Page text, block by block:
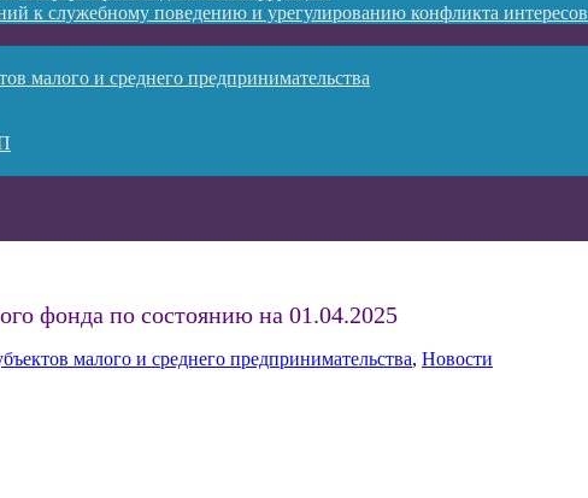
к служебному поведению и урегулированию конфликта интересов
малого и среднего предпринимательства
фонда по состоянию на 01.04.2025
малого и среднего предпринимательства, Новости